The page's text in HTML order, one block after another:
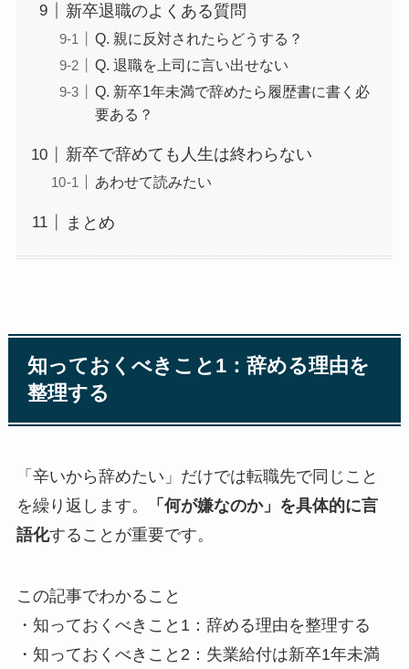
新卒退職のよくある質問
Q. 親に反対されたらどうする？
Q. 退職を上司に言い出せない
Q. 新卒1年未満で辞めたら履歴書に書く必
要ある？
新卒で辞めても人生は終わらない
あわせて読みたい
まとめ
知っておくべきこと1：辞める理由を
整理する
「辛いから辞めたい」だけでは転職先で同じこと
を繰り返します。
「何が嫌なのか」を具体的に言
語化することが重要です。
この記事でわかること
・知っておくべきこと1：辞める理由を整理する
・知っておくべきこと2：失業給付は新卒1年未満